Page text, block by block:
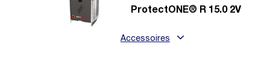
ProtectONE® R 15.0 2V
Accessoires